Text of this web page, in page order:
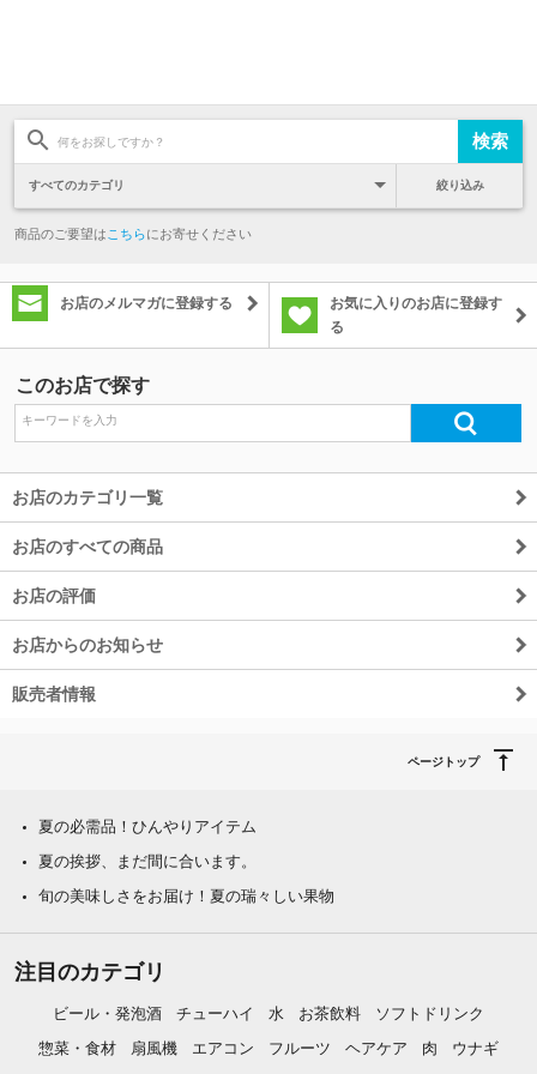
絞り込み
商品のご要望は こちらにお寄せください
お店のメルマガに登録する
お気に入りのお店に登録す
る
このお店で探す
お店のカテゴリ一覧
お店のすべての商品
お店の評価
お店からのお知らせ
販売者情報
ページトップ
夏の必需品！ひんやりアイテム
夏の挨拶、まだ間に合います。
旬の美味しさをお届け！夏の瑞々しい果物
注目のカテゴリ
ビール・発泡酒 チューハイ 水 お茶飲料
ソフトドリンク
惣菜・食材
扇風機 エアコン フルーツ ヘアケア 肉 ウナギ